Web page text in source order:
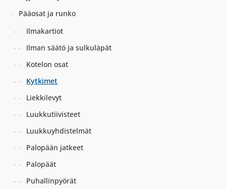
Pääosat ja runko
Ilmakartiot
Ilman säätö ja sulkuläpät
Kotelon osat
Kytkimet
Liekkilevyt
Luukkutiivisteet
Luukkuyhdistelmät
Palopään jatkeet
Palopäät
Puhallinpyörät